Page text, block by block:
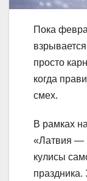
Пока
просто
когда
смех.
В рамках
«Латвия —
кулисы
праздника.